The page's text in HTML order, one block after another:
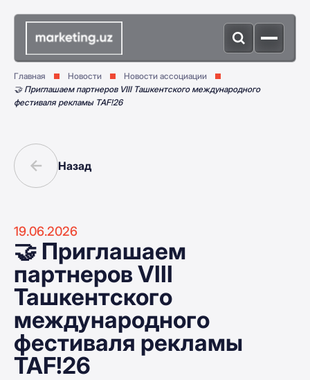
Главная Новости
Новости ассоциации
🤝 Приглашаем партнеров VIII Ташкентского международного
фестиваля рекламы TAF!26
Назад
19.06.2026
🤝 Приглашаем
партнеров VIII
Ташкентского
международного
фестиваля рекламы
TAF!26